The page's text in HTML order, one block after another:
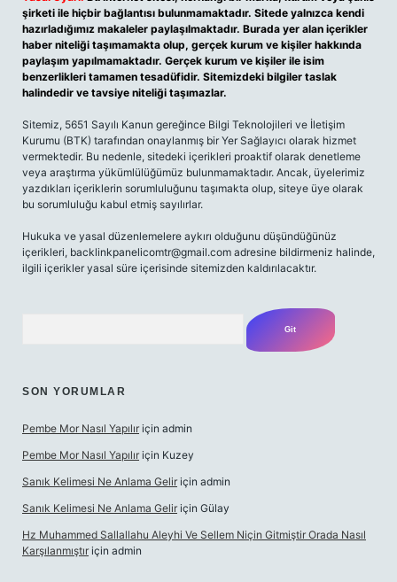
şirketi ile hiçbir bağlantısı bulunmamaktadır. Sitede yalnızca kendi
hazırladığımız makaleler paylaşılmaktadır. Burada yer alan içerikler
haber niteliği taşımamakta olup, gerçek kurum ve kişiler hakkında
paylaşım yapılmamaktadır. Gerçek kurum ve kişiler ile isim
benzerlikleri tamamen tesadüfidir. Sitemizdeki bilgiler taslak
halindedir ve tavsiye niteliği taşımazlar.
Sitemiz, 5651 Sayılı Kanun gereğince Bilgi Teknolojileri ve İletişim
Kurumu (BTK) tarafından onaylanmış bir Yer Sağlayıcı olarak hizmet
vermektedir. Bu nedenle, sitedeki içerikleri proaktif olarak denetleme
veya araştırma yükümlülüğümüz bulunmamaktadır. Ancak, üyelerimiz
yazdıkları içeriklerin sorumluluğunu taşımakta olup, siteye üye olarak
bu sorumluluğu kabul etmiş sayılırlar.
Hukuka ve yasal düzenlemelere aykırı olduğunu düşündüğünüz
içerikleri, backlinkpanelicomtr@gmail.com adresine bildirmeniz halinde,
ilgili içerikler yasal süre içerisinde sitemizden kaldırılacaktır.
SON YORUMLAR
Pembe Mor Nasıl Yapılır için admin
Pembe Mor Nasıl Yapılır için Kuzey
Sanık Kelimesi Ne Anlama Gelir için admin
Sanık Kelimesi Ne Anlama Gelir için Gülay
Hz Muhammed Sallallahu Aleyhi Ve Sellem Niçin Gitmiştir Orada Nasıl
Karşılanmıştır için admin